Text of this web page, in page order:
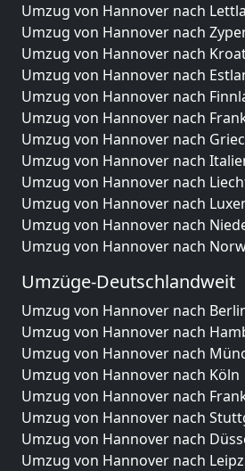
Umzug von Hannover nach
Umzug von Hannover nach
Umzug von Hannover nach
Umzug von Hannover nach
Umzug von Hannover nach
Umzug von Hannover nach
Umzug von Hannover nach
Umzug von Hannover nach
Umzug von Hannover nach
Umzug von Hannover nach
Umzug von Hannover nach
Umzug von Hannover nach
Umzüge-Deutschlandweit
Umzug von Hannover nach
Umzug von Hannover nach
Umzug von Hannover nach
Umzug von Hannover nach Köln
Umzug von Hannover nach
Umzug von Hannover nach
Umzug von Hannover nach
Umzug von Hannover nach